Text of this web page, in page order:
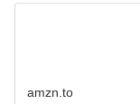
amzn.to